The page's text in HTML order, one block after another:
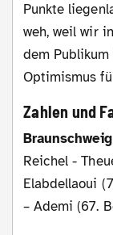
Punkte
weh, weil wir
dem
Optimismus
Zahlen und
Reichel -
Elabdellaoui
– Ademi (67.